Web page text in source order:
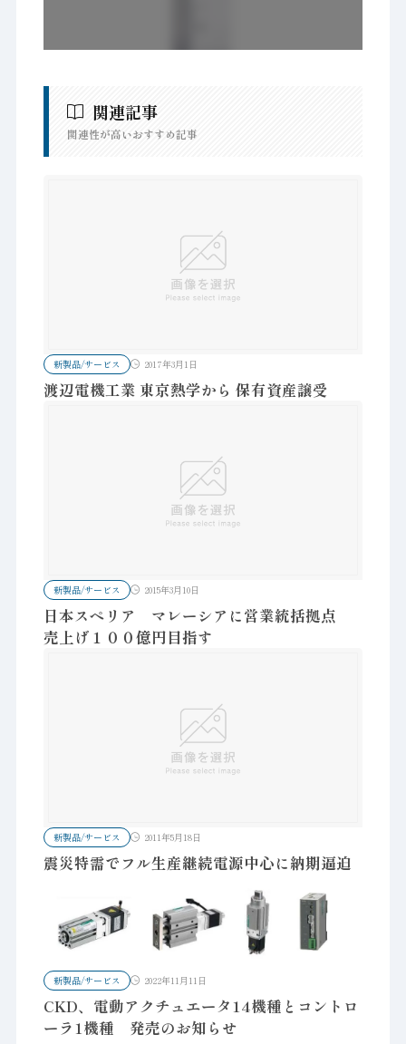
関連記事
関連性が高いおすすめ記事
新製品/サービス 2017年3月1日
渡辺電機工業 東京熱学から 保有資産譲受
新製品/サービス 2015年3月10日
日本スペリア マレーシアに営業統括拠点
売上げ１００億円目指す
新製品/サービス 2011年5月18日
震災特需でフル生産継続電源中心に納期逼迫
新製品/サービス 2022年11月11日
CKD、電動アクチュエータ14機種とコントロ
ーラ1機種 発売のお知らせ